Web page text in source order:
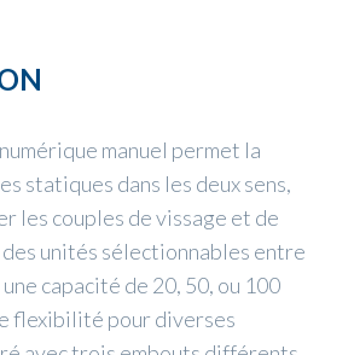
manuel permet la
statiques dans les deux sens,
les couples de vissage et de
unités sélectionnables entre
capacité de 20, 50, ou 100
flexibilité pour diverses